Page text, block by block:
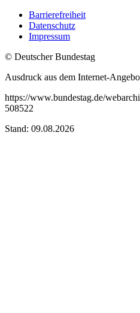
Barrierefreiheit
Datenschutz
Impressum
© Deutscher Bundestag
Ausdruck aus dem Internet-
https://www.bundestag.de/
508522
Stand: 09.08.2026